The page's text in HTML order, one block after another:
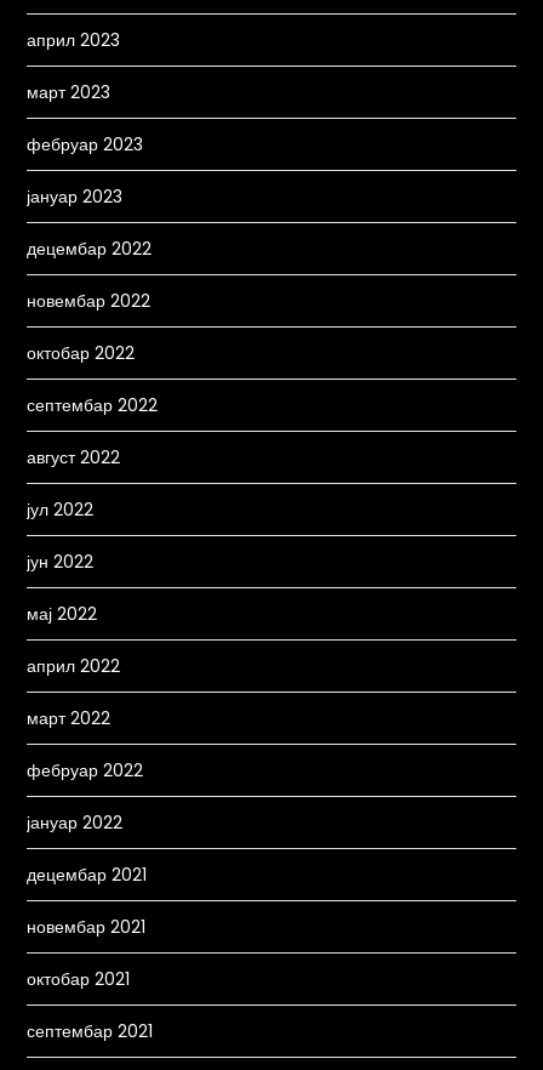
април 2023
март 2023
фебруар 2023
јануар 2023
децембар 2022
новембар 2022
октобар 2022
септембар 2022
август 2022
јул 2022
јун 2022
мај 2022
април 2022
март 2022
фебруар 2022
јануар 2022
децембар 2021
новембар 2021
октобар 2021
септембар 2021